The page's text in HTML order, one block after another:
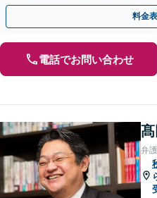
ー・ドラフトなどに対応。
料金
電話でお問い合わせ
弁